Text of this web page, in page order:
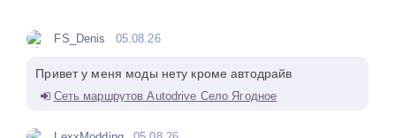
FS_Denis 05.08.26
Привет у меня моды нету кроме автодрайв
Сеть маршрутов Autodrive Село Ягодное